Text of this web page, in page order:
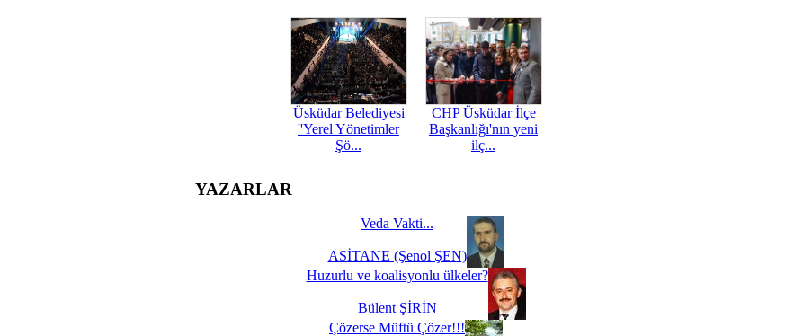
Üsküdar Belediyesi
''Yerel Yönetimler
Şö...
CHP Üsküdar İlçe
Başkanlığı'nın yeni
ilç...
YAZARLAR
Veda Vakti...
ASİTANE (Şenol ŞEN)
Huzurlu ve koalisyonlu ülkeler?
Bülent ŞİRİN
Çözerse Müftü Çözer!!!